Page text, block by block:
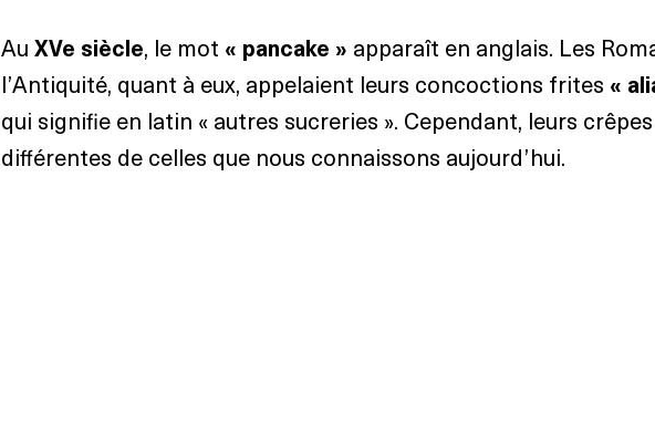
Au XVe siècle, le mot « pancake » apparaît en anglais. Les
l’Antiquité, quant à eux, appelaient leurs concoctions frites «
qui signifie en latin « autres sucreries ». Cependant, leurs
différentes de celles que nous connaissons aujourd’hui.